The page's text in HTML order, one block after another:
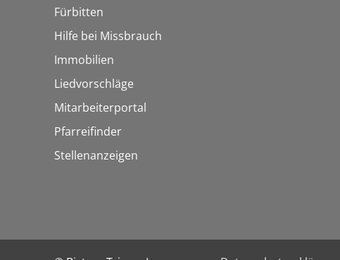
Fürbitten
Hilfe bei Missbrauch
Immobilien
Liedvorschläge
Mitarbeiterportal
Pfarreifinder
Stellenanzeigen